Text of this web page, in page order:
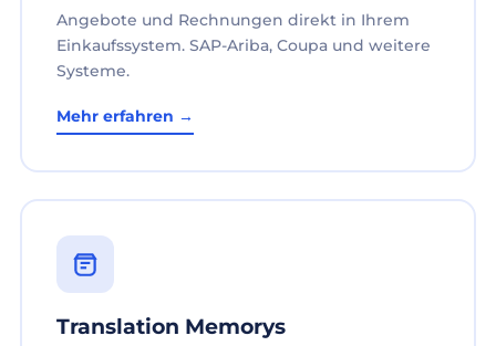
Angebote und Rechnungen direkt in Ihrem
Einkaufssystem. SAP-Ariba, Coupa und weitere
Systeme.
Mehr erfahren →
Translation Memorys